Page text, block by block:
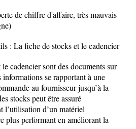
de chiffre d'affaire, très mauvais
: La fiche de stocks et le cadencier
cadencier sont des documents sur
se rapportant à une
au fournisseur jusqu’à la
stocks peut être assuré
l’utilisation d’un matériel
plus performant en améliorant la